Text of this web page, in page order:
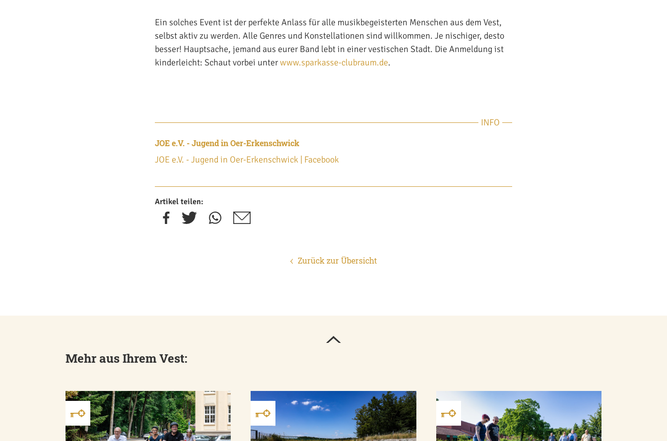
Ein solches Event ist der perfekte Anlass für alle musikbegeisterten Menschen aus dem Vest,
selbst aktiv zu werden. Alle Genres und Konstellationen sind willkommen. Je nischiger, desto
besser! Hauptsache, jemand aus eurer Band lebt in einer vestischen Stadt. Die Anmeldung ist
kinderleicht: Schaut vorbei unterwww.sparkasse-clubraum.de.
INFO
JOE e.V. - Jugend in Oer-Erkenschwick
JOE e.V. - Jugend in Oer-Erkenschwick | Facebook
Artikel teilen:
Zurück zur Übersicht
Mehr aus Ihrem Vest: